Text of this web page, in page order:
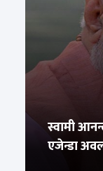
स्वामी
एजेन्डा